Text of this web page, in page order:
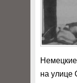
на улице